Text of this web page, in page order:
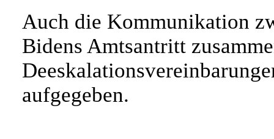
Auch die Kommunikation
Bidens Amtsantritt
aufgegeben.